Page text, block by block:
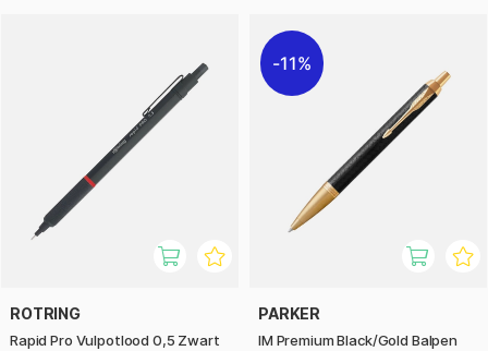
ROTRING
Rapid Pro Vulpotlood 0,5 Zwart
11%
PARKER
IM Premium Black/Gold Balpen